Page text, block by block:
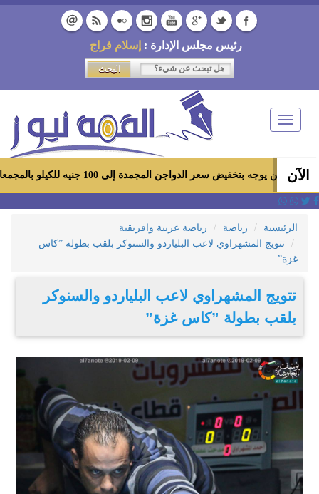
رئيس مجلس الإدارة : إسلام فراج
Toggle
navigation
الآن
سعر الدواجن المجمدة إلى 100 جنيه للكيلو بالمجمعات الاستهلاكية ومعارض «أهلاً رمضان»
الرئيسية رياضة
رياضة عربية وافريقية
تتويج المشهراوي لاعب البلياردو والسنوكر بلقب بطولة ”كاس
غزة”
تتويج المشهراوي لاعب البلياردو والسنوكر
بلقب بطولة ”كاس غزة”